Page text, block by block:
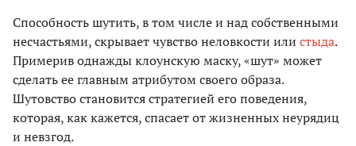
Способность шутить, в том числе и над собственными
несчастьями, скрывает чувство неловкости или стыда.
Примерив однажды клоунскую маску, «шут» может
сделать ее главным атрибутом своего образа.
Шутовство становится стратегией его поведения,
которая, как кажется, спасает от жизненных неурядиц
и невзгод.